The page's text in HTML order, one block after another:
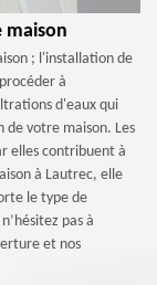
maison
; l'installation de
à
d'eaux qui
votre maison. Les
elles contribuent à
à Lautrec, elle
le type de
pas à
et nos